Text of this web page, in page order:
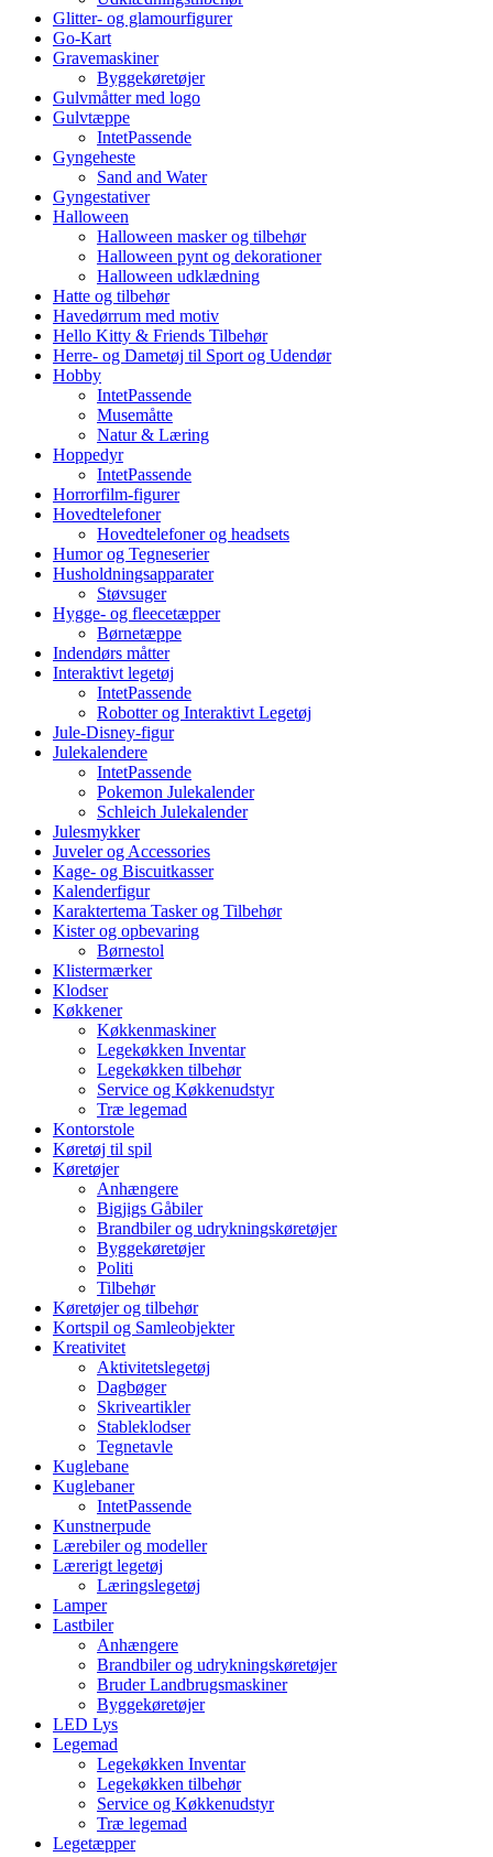
Glitter- og glamourfigurer
Go-Kart
Gravemaskiner
Byggekøretøjer
Gulvmåtter med logo
Gulvtæppe
IntetPassende
Gyngeheste
Sand and Water
Gyngestativer
Halloween
Halloween masker og tilbehør
Halloween pynt og dekorationer
Halloween udklædning
Hatte og tilbehør
Havedørrum med motiv
Hello Kitty & Friends Tilbehør
Herre- og Dametøj til Sport og Udendør
Hobby
IntetPassende
Musemåtte
Natur & Læring
Hoppedyr
IntetPassende
Horrorfilm-figurer
Hovedtelefoner
Hovedtelefoner og headsets
Humor og Tegneserier
Husholdningsapparater
Støvsuger
Hygge- og fleecetæpper
Børnetæppe
Indendørs måtter
Interaktivt legetøj
IntetPassende
Robotter og Interaktivt Legetøj
Jule-Disney-figur
Julekalendere
IntetPassende
Pokemon Julekalender
Schleich Julekalender
Julesmykker
Juveler og Accessories
Kage- og Biscuitkasser
Kalenderfigur
Karaktertema Tasker og Tilbehør
Kister og opbevaring
Børnestol
Klistermærker
Klodser
Køkkener
Køkkenmaskiner
Legekøkken Inventar
Legekøkken tilbehør
Service og Køkkenudstyr
Træ legemad
Kontorstole
Køretøj til spil
Køretøjer
Anhængere
Bigjigs Gåbiler
Brandbiler og udrykningskøretøjer
Byggekøretøjer
Politi
Tilbehør
Køretøjer og tilbehør
Kortspil og Samleobjekter
Kreativitet
Aktivitetslegetøj
Dagbøger
Skriveartikler
Stableklodser
Tegnetavle
Kuglebane
Kuglebaner
IntetPassende
Kunstnerpude
Lærebiler og modeller
Lærerigt legetøj
Læringslegetøj
Lamper
Lastbiler
Anhængere
Brandbiler og udrykningskøretøjer
Bruder Landbrugsmaskiner
Byggekøretøjer
LED Lys
Legemad
Legekøkken Inventar
Legekøkken tilbehør
Service og Køkkenudstyr
Træ legemad
Legetæpper